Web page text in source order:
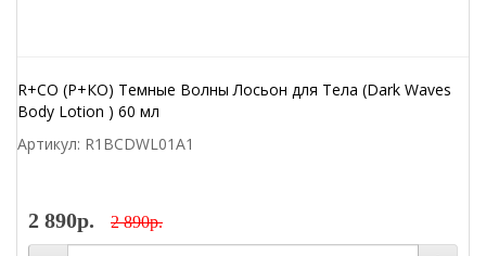
R+CO (Р+КО) Темные Волны Лосьон для Тела (Dark Waves
Body Lotion ) 60 мл
Артикул: R1BCDWL01A1
2 890р. 2 890р.